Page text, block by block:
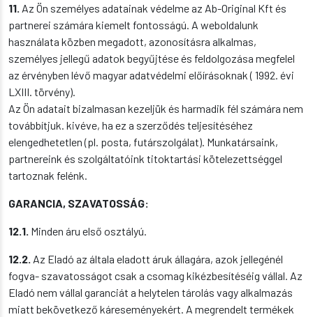
11. Az Ön személyes adatainak védelme az Ab-Original Kft és
partnerei számára kiemelt fontosságú. A weboldalunk
használata közben megadott, azonosításra alkalmas,
személyes jellegű adatok begyűjtése és feldolgozása megfelel
az érvényben lévő magyar adatvédelmi előírásoknak ( 1992. évi
LXIII. törvény).
Az Ön adatait bizalmasan kezeljük és harmadik fél számára nem
továbbítjuk. kivéve, ha ez a szerződés teljesítéséhez
elengedhetetlen (pl. posta, futárszolgálat). Munkatársaink,
partnereink és szolgáltatóink titoktartási kötelezettséggel
tartoznak felénk.
GARANCIA, SZAVATOSSÁG:
12.1. Minden áru első osztályú.
12.2. Az Eladó az általa eladott áruk állagára, azok jellegénél
fogva- szavatosságot csak a csomag kikézbesítéséig vállal. Az
Eladó nem vállal garanciát a helytelen tárolás vagy alkalmazás
miatt bekövetkező káreseményekért. A megrendelt termékek